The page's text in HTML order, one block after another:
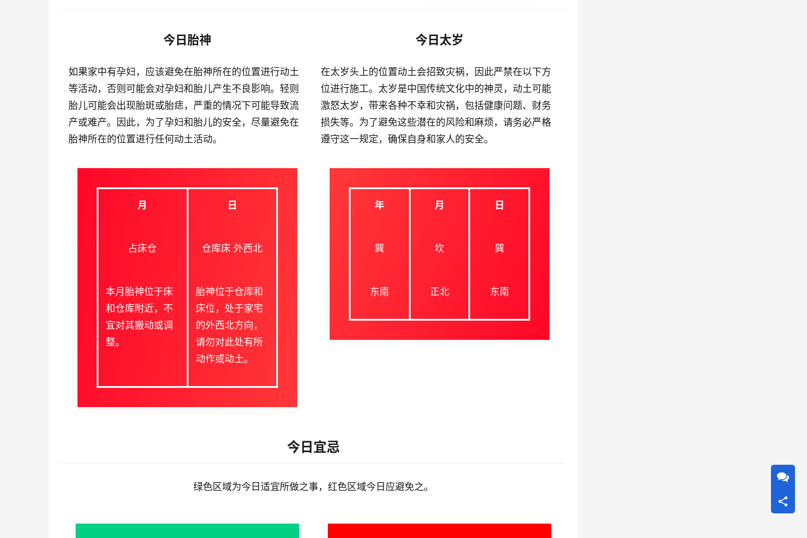
今日胎神
如果家中有孕妇，应该避免在胎神所在的位置进行动土
等活动，否则可能会对孕妇和胎儿产生不良影响。轻则
胎儿可能会出现胎斑或胎痣，严重的情况下可能导致流
产或难产。因此，为了孕妇和胎儿的安全，尽量避免在
胎神所在的位置进行任何动土活动。
月
占床仓
本月胎神位于床
和仓库附近，不
宜对其搬动或调
整。
日
仓库床 外西北
胎神位于仓库和
床位，处于家宅
的外西北方向，
请勿对此处有所
动作或动土。
今日太岁
在太岁头上的位置动土会招致灾祸，因此严禁在以下方
位进行施工。太岁是中国传统文化中的神灵，动土可能
激怒太岁，带来各种不幸和灾祸，包括健康问题、财务
损失等。为了避免这些潜在的风险和麻烦，请务必严格
遵守这一规定，确保自身和家人的安全。
年
巽
东南
月
坎
正北
日
巽
东南
今日宜忌
绿色区域为今日适宜所做之事，红色区域今日应避免之。